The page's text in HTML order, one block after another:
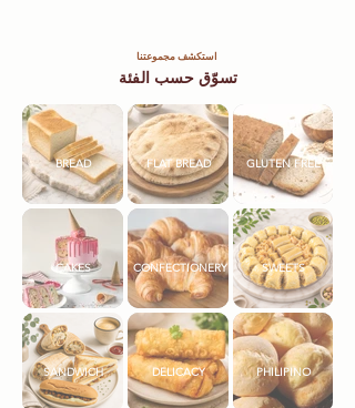
استكشف مجموعتنا
تسوّق حسب الفئة
BREAD FLAT BREAD GLUTEN FREE
CAKES CONFECTIONERY SWEETS
SANDWICH DELICACY PHILIPINO